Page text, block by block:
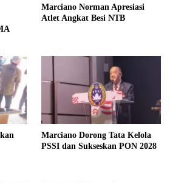
Marciano Norman Apresiasi
Atlet Angkat Besi NTB
Marciano Dorong Tata Kelola
PSSI dan Sukseskan PON 2028